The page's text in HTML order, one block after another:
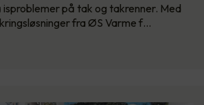
isproblemer på tak og takrenner. Med
fra ØS Varme f…